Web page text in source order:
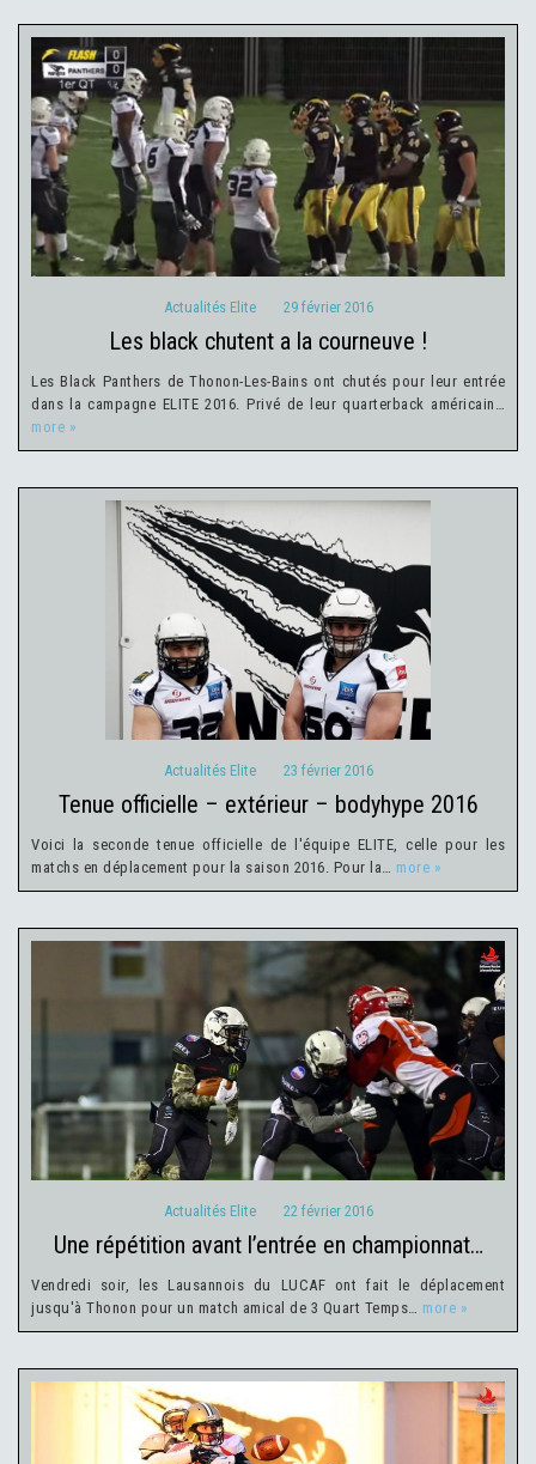
Actualités Elite 29 février 2016
Actualités Elite 29 février 2016
les black chutent a la courneuve !
Les Black Panthers de Thonon-Les-Bains ont chutés pour leur entrée
dans la campagne ELITE 2016. Privé de leur quarterback américain…
more »
Actualités Elite 23 février 2016
Actualités Elite 23 février 2016
tenue officielle – extérieur – bodyhype 2016
Voici la seconde tenue officielle de l'équipe ELITE, celle pour les
matchs en déplacement pour la saison 2016. Pour la… more »
Actualités Elite 22 février 2016
Actualités Elite 22 février 2016
une répétition avant l’entrée en championnat…
Vendredi soir, les Lausannois du LUCAF ont fait le déplacement
jusqu'à Thonon pour un match amical de 3 Quart Temps… more »